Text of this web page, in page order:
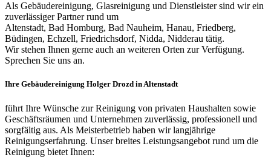
Als Gebäudereinigung, Glasreinigung und Dienstleister sind wir ein
zuverlässiger Partner rund um
Altenstadt, Bad Homburg, Bad Nauheim, Hanau, Friedberg,
Büdingen, Echzell, Friedrichsdorf, Nidda, Nidderau tätig.
Wir stehen Ihnen gerne auch an weiteren Orten zur Verfügung.
Sprechen Sie uns an.
Ihre Gebäudereinigung Holger Drozd in Altenstadt
führt Ihre Wünsche zur Reinigung von privaten Haushalten sowie
Geschäftsräumen und Unternehmen zuverlässig, professionell und
sorgfältig aus. Als Meisterbetrieb haben wir langjährige
Reinigungserfahrung. Unser breites Leistungsangebot rund um die
Reinigung bietet Ihnen: